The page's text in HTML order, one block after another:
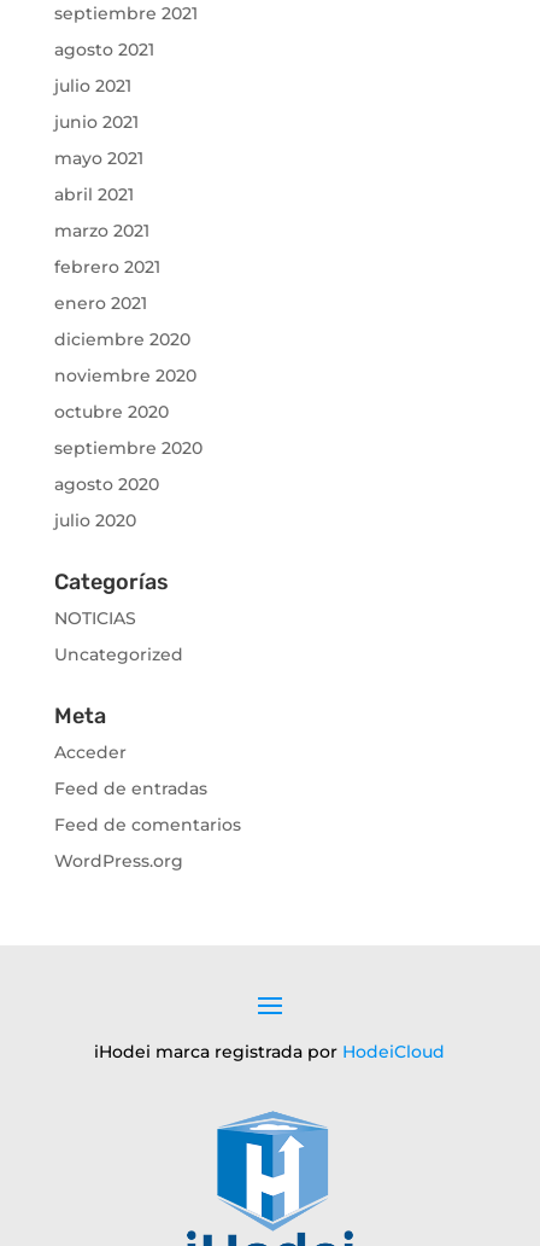
septiembre 2021
agosto 2021
julio 2021
junio 2021
mayo 2021
abril 2021
marzo 2021
febrero 2021
enero 2021
diciembre 2020
noviembre 2020
octubre 2020
septiembre 2020
agosto 2020
julio 2020
Categorías
NOTICIAS
Uncategorized
Meta
Acceder
Feed de entradas
Feed de comentarios
WordPress.org
iHodei marca registrada por HodeiCloud